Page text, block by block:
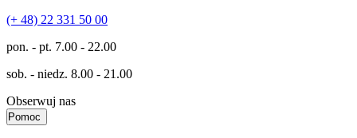
(+ 48) 22 331 50 00
pon. - pt. 7.00 - 22.00
sob. - niedz. 8.00 - 21.00
Obserwuj nas
Pomoc